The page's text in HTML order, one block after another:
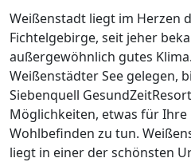
Weißenstadt liegt im Herzen
Fichtelgebirge, seit jeher
außergewöhnlich gutes
Weißenstädter See gelegen,
Siebenquell
Möglichkeiten, etwas für
Wohlbefinden zu tun.
liegt in einer der schönsten